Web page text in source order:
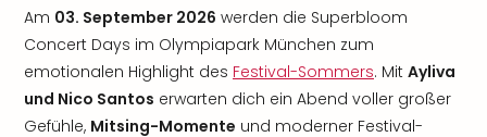
Am 03. September 2026 werden die Superbloom
Concert Days im Olympiapark München zum
emotionalen Highlight des Festival-Sommers. Mit Ayliva
und Nico Santos erwarten dich ein Abend voller großer
Gefühle, Mitsing-Momente und moderner Festival-